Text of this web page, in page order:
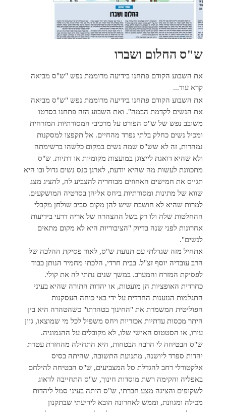
ש"ס החלום ושברו
את השבוע הקודם פתחנו בידיעה מרוממת נפש "ש"ס מביאה
קרא עוד...
את השבוע הקודם פתחנו בידיעה מרוממת נפש "ש"ס מביאה
את הנשים לקדמת הבמה". ואת השבוע הזה פתחנו בסרטו
משובב נפש של ש"ס הפורט על מרכיבי המסורתיות המזרחית
ומכיל נשים כחלק בלתי נפרד מהחיים. אל תקפצו למסקנות
נמהרות, זה לא שש"ס שמה נשים במקום כלשהו ברשימתה
ולא שהיא דואגת לייצוגן במועצות מקומיות או דתיות. ש"ס
מתכוונת לעשות מה שהיא יודעת, לארגן כנס נשים גדול ובו היא
תגייס את חמישים האחוזים מבוחריה להצביע לה, להציג מצג
שווא של מתינות ומסורתיות ביחס אליהן בסרטיה המושקעים.
למרות שהיא לא חושבת שיש להן מקום סביב שולחן מקבלי
ההחלטות שלה ולו רק בשל ההצהרה של אריה דרעי בידיעות
אחרונות לפני שנה בדיוק "הציבוריות היא לא מקום מתאים
לנשים".
אתחיל מזה שגדלתי עם תנועת ש"ס, לאור פסיקת ההלכה של
הרב עובדיה יוסף זצ"ל. בבית חרדי, הלכתי מחמיר הנותן כבוד
לפסיקת המזרח והמערב. במשך שנים נתתי לה את קולי.
כחרדית האופציות הן מועטות, או יהדות התורה שהיא בעיני
התגלמות הגזענות החרדית על ידי באי כוחה העסקנות
הפוליטית המשמרת את "החינוך בטהרתו" כשהטהרה היא בין
היתר מכסות עדתיות אכזריות ויחס משפיל לכל מי שמוצאו, גוון
עורו, או הסטטוס האישי שלו, לא מקובלים על ההגמוניה.
ש"ס הבטיחה לי הרבה הבטחות, היא התחילה מהחזרת עטרת
יהדות ספרד ליושנה, מתנועת התשובה, שהיתה בסיס
אלקטורלי רחב להגדלת סל המצביעים, ש"ס הבטיחה להילחם
באפליה והקימה רשת מוסדות חינוך, ש"ס התחייבה לדאוג
לשקופים והציגה מצע חברתי, ש"ס היתה בעיני סמל ליהדות
מכילה ומגוונת, וממש לאחרונה הובא לידיעתי שבתקנון